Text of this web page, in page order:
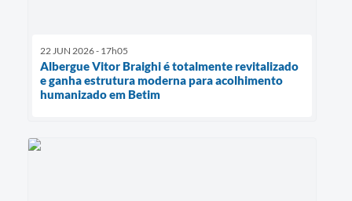
22 JUN 2026 - 17h05
Albergue Vitor Braighi é totalmente revitalizado
e ganha estrutura moderna para acolhimento
humanizado em Betim